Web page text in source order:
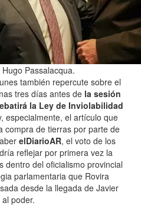
Passalacqua.
también repercute sobre el
tres días antes de la sesión
la Ley de Inviolabilidad
especialmente, el artículo que
compra de tierras por parte de
elDiarioAR, el voto de los
reflejar por primera vez la
dentro del oficialismo provincial
parlamentaria que Rovira
desde la llegada de Javier
al poder.